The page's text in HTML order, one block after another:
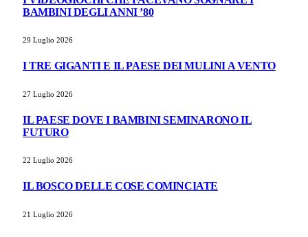
BAMBINI DEGLI ANNI ’80
29 Luglio 2026
I TRE GIGANTI E IL PAESE DEI MULINI A VENTO
27 Luglio 2026
IL PAESE DOVE I BAMBINI SEMINARONO IL
FUTURO
22 Luglio 2026
IL BOSCO DELLE COSE COMINCIATE
21 Luglio 2026